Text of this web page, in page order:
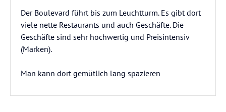
Der Boulevard führt bis zum Leuchtturm. Es gibt dort
viele nette Restaurants und auch Geschäfte. Die
Geschäfte sind sehr hochwertig und Preisintensiv
(Marken).
Man kann dort gemütlich lang spazieren